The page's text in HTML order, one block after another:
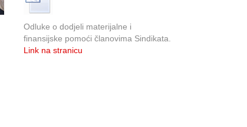
Odluke o dodjeli materijalne i
finansijske pomoći članovima Sindikata.
Link na stranicu